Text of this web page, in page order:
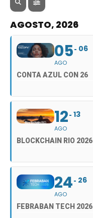
AGOSTO, 2026
05
AGO
06
CONTA AZUL CON 26
12
AGO
13
BLOCKCHAIN RIO 2026
24
AGO
26
FEBRABAN TECH 2026